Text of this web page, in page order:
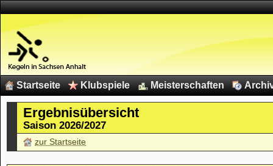
Startseite Klubspiele Meisterschaften
Ergebnisübersicht
Saison 2026/2027
zur Startseite